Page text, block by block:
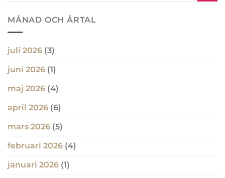
MÅNAD OCH ÅRTAL
juli 2026 (3)
juni 2026 (1)
maj 2026 (4)
april 2026 (6)
mars 2026 (5)
februari 2026 (4)
januari 2026 (1)